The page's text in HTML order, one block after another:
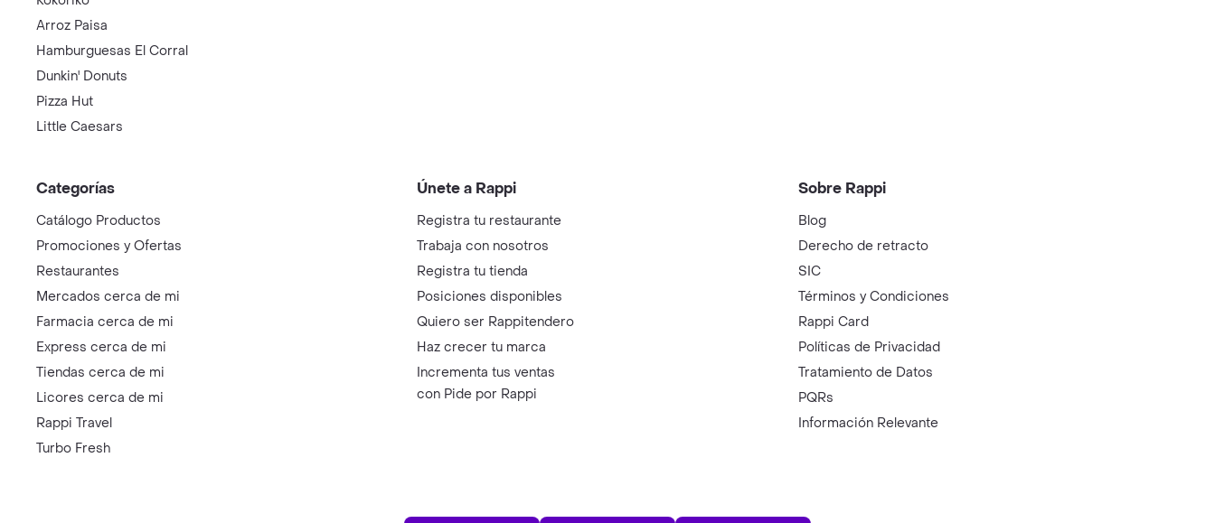
Arroz Paisa
Hamburguesas El Corral
Dunkin' Donuts
Pizza Hut
Little Caesars
Categorías
Catálogo Productos
Promociones y Ofertas
Restaurantes
Mercados cerca de mi
Farmacia cerca de mi
Express cerca de mi
Tiendas cerca de mi
Licores cerca de mi
Rappi Travel
Turbo Fresh
Únete a Rappi
Registra tu restaurante
Trabaja con nosotros
Registra tu tienda
Posiciones disponibles
Quiero ser Rappitendero
Haz crecer tu marca
Incrementa tus ventas
con Pide por Rappi
Sobre Rappi
Blog
Derecho de retracto
SIC
Términos y Condiciones
Rappi Card
Políticas de Privacidad
Tratamiento de Datos
PQRs
Información Relevante